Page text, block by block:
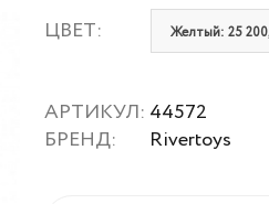
ЦВЕТ: Желтый: 25
АРТИКУЛ:
БРЕНД:
44572
Rivertoys